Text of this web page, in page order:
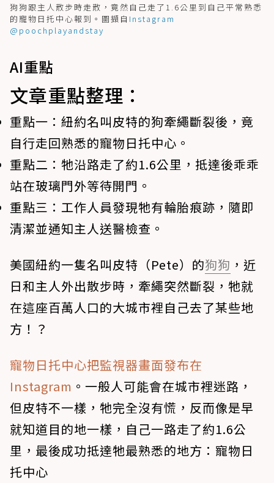
狗狗跟主人散步時走散，竟然自己走了1.6公里到自己平常熟悉
的寵物日托中心報到。圖擷自 Instagram
@poochplayandstay
AI重點
文章重點整理：
重點一： 紐約名叫皮特的狗牽繩斷裂後，竟
自行走回熟悉的寵物日托中心。
重點二： 牠沿路走了約1.6公里，抵達後乖乖
站在玻璃門外等待開門。
重點三： 工作人員發現牠有輪胎痕跡，隨即
清潔並通知主人送醫檢查。
美國紐約一隻名叫皮特（Pete）的狗狗 ，近
日和主人外出散步時，牽繩突然斷裂，牠就
在這座百萬人口的大城市裡自己去了某些地
方！？
寵物日托中心把監視器畫面發布在
Instagram 。一般人可能會在城市裡迷路，
但皮特不一樣，牠完全沒有慌，反而像是早
就知道目的地一樣，自己一路走了約1.6公
里，最後成功抵達牠最熟悉的地方：寵物日
托中心